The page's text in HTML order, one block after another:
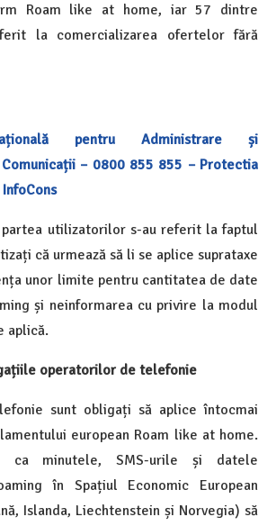
Roam like at home, iar 57 dintre
la comercializarea ofertelor fără
pentru Administrare și
– 0800 855 855 – Protectia
utilizatorilor s-au referit la faptul
că urmează să li se aplice suprataxe
unor limite pentru cantitatea de date
și neinformarea cu privire la modul
aplică.
operatorilor de telefonie
sunt obligați să aplice întocmai
european Roam like at home.
ca minutele, SMS-urile și datele
în Spațiul Economic European
Islanda, Liechtenstein și Norvegia) să